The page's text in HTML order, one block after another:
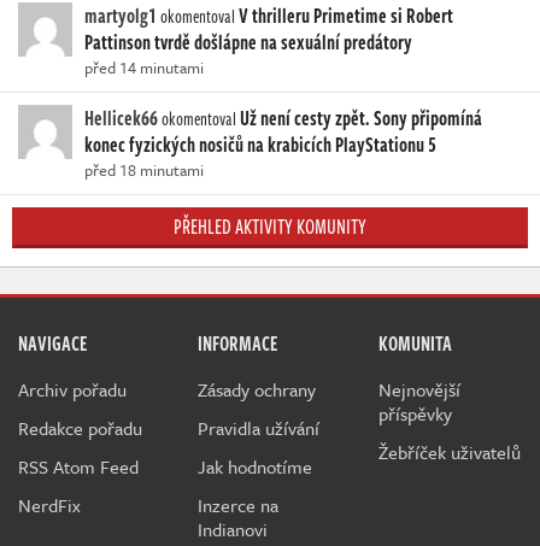
martyolg1 okomentovalV thrilleru Primetime si Robert
Pattinson tvrdě došlápne na sexuální predátory
před 14 minutami
Hellicek66okomentovalUž není cesty zpět. Sony připomíná
konec fyzických nosičů na krabicích PlayStationu 5
před 18 minutami
PŘEHLED AKTIVITY KOMUNITY
NAVIGACE
Archiv pořadu
Redakce pořadu
RSS Atom Feed
NerdFix
INFORMACE
Zásady ochrany
Pravidla užívání
Jak hodnotíme
Inzerce na
Indianovi
KOMUNITA
Nejnovější
příspěvky
Žebříček uživatelů